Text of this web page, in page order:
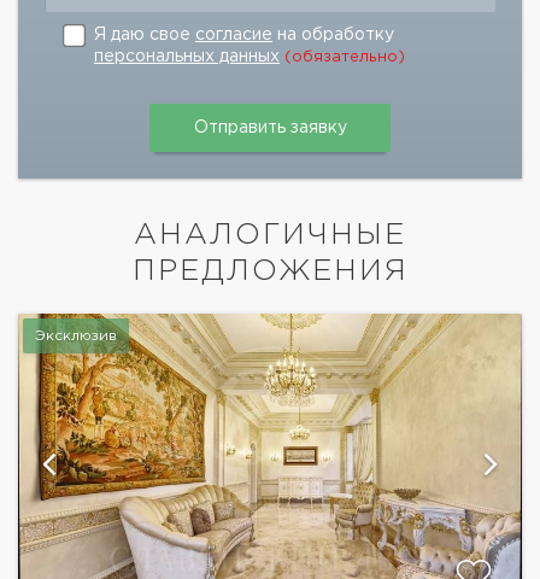
Я даю свое согласие на обработку
персональных данных (обязательно)
АНАЛОГИЧНЫЕ
ПРЕДЛОЖЕНИЯ
Эксклюзив